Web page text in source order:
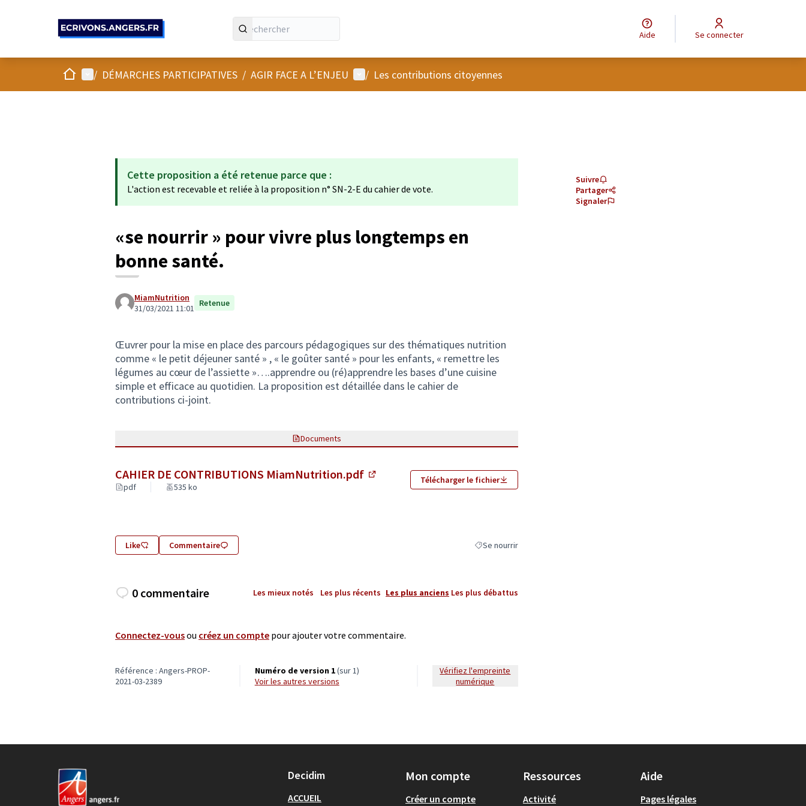
Aide Se connecter
AccueilMenu principal
/ DÉMARCHES PARTICIPATIVES / AGIR FACE A L’ENJEU Menu utilisateur
/ Les contributions citoyennes
Cette proposition a été retenue parce que :
L'action est recevable et reliée à la proposition n° SN-2-E du cahier de vote.
«se nourrir » pour vivre plus longtemps en
bonne santé.
MiamNutrition
31/03/2021 11:01 Retenue
Œuvrer pour la mise en place des parcours pédagogiques sur des thématiques nutrition
comme « le petit déjeuner santé » , « le goûter santé » pour les enfants, « remettre les
légumes au cœur de l’assiette »….apprendre ou (ré)apprendre les bases d’une cuisine
simple et efficace au quotidien. La proposition est détaillée dans le cahier de
contributions ci-joint.
Documents
CAHIER DE CONTRIBUTIONS MiamNutrition.pdf
(Lien externe)
pdf 535 ko
Télécharger le fichier
Like Commentaire Filtrer les résultats de la catégorie : Se nourrir
Se nourrir
Suivre
Partager
Signaler
0 commentaire Les mieux notés Les plus récents Les plus anciens Les plus débattus
Connectez-vousou créez un compte pour ajouter votre commentaire.
Référence : Angers-PROP-
2021-03-2389
Numéro de version 1(sur 1)
voir les autres versions
Vérifiez l'empreinte
numérique
Decidim
ACCUEIL
Mon compte
Créer un compte
Ressources
Activité
Aide
Pages légales